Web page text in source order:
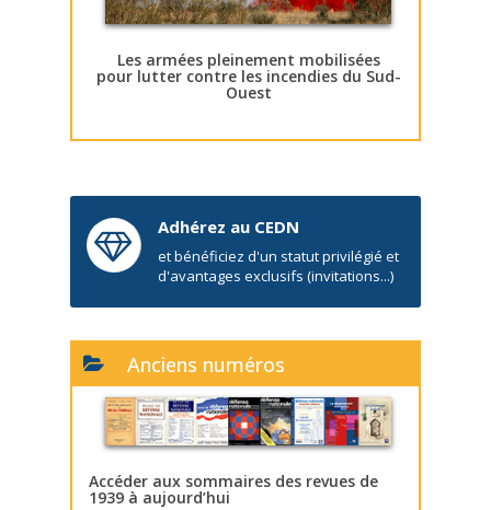
Les armées pleinement mobilisées
pour lutter contre les incendies du Sud-
Ouest
Adhérez au CEDN
et bénéficiez d'un statut privilégié et
d'avantages exclusifs (invitations...)
Anciens numéros
Accéder aux sommaires des revues de
1939 à aujourd’hui